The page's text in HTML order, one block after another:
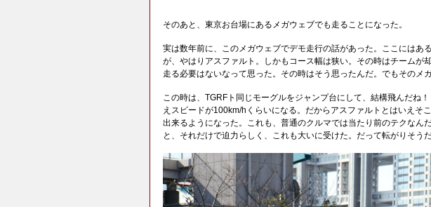
そのあと、東京お台場にあるメガウェブでも走ることになった。
実は数年前に、このメガウェブでデモ走行の話があった。ここにはあ
が、やはりアスファルト。しかもコース幅は狭い。その時はチームが
走る必要はないなって思った。その時はそう思ったんだ。でもそのメ
この時は、TGRFト同じモーグルをジャンプ台にして、結構飛んだね
えスピードが100km/hくらいになる。だからアスファルトとはいえそ
出来るようになった。これも、普通のクルマでは当たり前のテクなん
と、それだけで迫力らしく、これも大いに受けた。だって転がりそうだ